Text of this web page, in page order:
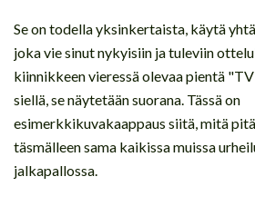
Se on todella yksinkertaista, käytä
joka vie sinut nykyisiin ja tuleviin
kiinnikkeen vieressä olevaa pientä
siellä, se näytetään suorana. Tässä on
esimerkkikuvakaappaus siitä, mitä
täsmälleen sama kaikissa muissa
jalkapallossa.